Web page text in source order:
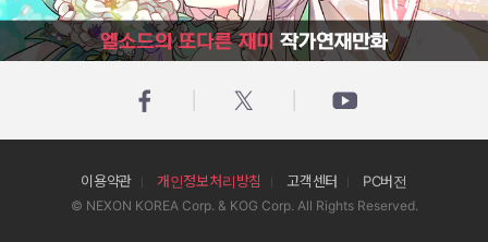
이용약관 개인정보처리방침 고객센터 PC버전
© NEXON KOREA Corp. & KOG Corp. All Rights Reserved.